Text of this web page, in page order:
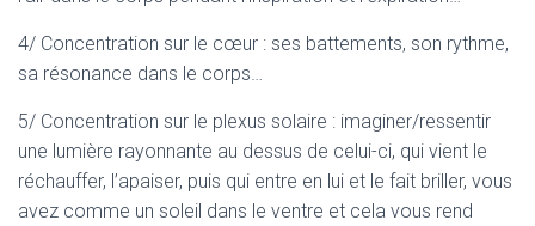
4/ Concentration sur le cœur : ses battements, son rythme,
sa résonance dans le corps…
5/ Concentration sur le plexus solaire : imaginer/ressentir
une lumière rayonnante au dessus de celui-ci, qui vient le
réchauffer, l’apaiser, puis qui entre en lui et le fait briller, vous
avez comme un soleil dans le ventre et cela vous rend